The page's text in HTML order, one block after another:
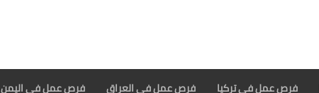
فرص عمل في تركيا فرص عمل في العراق فرص عمل في اليمن